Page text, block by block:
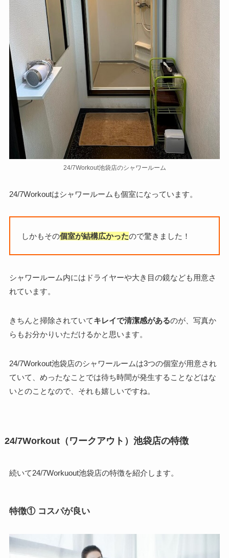
24/7Workout池袋店のシャワールーム
24/7Workoutはシャワールームも個室になっています。
しかもその個室が結構広かったので驚きました！
シャワールーム内にはドライヤーや大き目の鏡なども用意さ
れています。
きちんと掃除されていてキレイで清潔感があるのが、写真か
らもお分かりいただけるかと思います。
24/7Workout池袋店のシャワールームは3つの個室が用意され
ていて、めったなことでは待ち時間が発生することなどはな
いとのことなので、それも嬉しいですね。
24/7Workout（ワークアウト）池袋店の特徴
続いて24/7Workuout池袋店の特徴を紹介します。
特徴① コスパが良い